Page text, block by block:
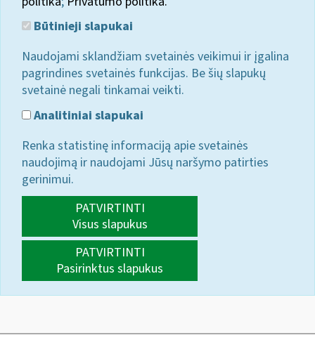
Būtinieji slapukai
Naudojami sklandžiam svetainės veikimui ir įgalina
pagrindines svetainės funkcijas. Be šių slapukų
svetainė negali tinkamai veikti.
Analitiniai slapukai
Renka statistinę informaciją apie svetainės
naudojimą ir naudojami Jūsų naršymo patirties
gerinimui.
PATVIRTINTI
Visus slapukus
PATVIRTINTI
Pasirinktus slapukus